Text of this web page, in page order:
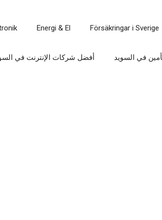
Energi & El Försäkringar i Sverige
أفضل شركات الإنترنت في في السويد